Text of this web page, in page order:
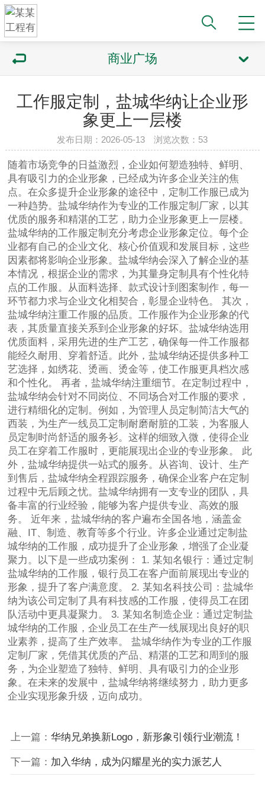
商业广场
工作服定制，盐城华纳让企业形
象更上一层楼
发布日期：2026-05-13 浏览次数：53
随着市场竞争的日益激烈，企业如何塑造独特、鲜明、
具有吸引力的企业形象，已经成为许多企业关注的焦
点。在众多提升企业形象的途径中，定制工作服已成为
一种趋势。盐城华纳作为专业的工作服定制厂家，以其
优质的服务和精湛的工艺，助力企业形象更上一层楼。
盐城华纳的工作服定制充分考虑企业形象定位。每个企
业都有自己的企业文化、核心价值观和发展目标，这些
因素都将影响企业形象。盐城华纳会深入了解企业的基
本情况，根据企业的需求，为其量身定制具有个性化特
点的工作服。从面料选择、款式设计到图案制作，每一
环节都力求与企业文化相契合，彰显企业特色。 其次，
盐城华纳注重工作服的品质。工作服作为企业形象的代
表，其质量直接关系到企业形象的好坏。盐城华纳选用
优质面料，采用先进的生产工艺，确保每一件工作服都
能经久耐用、穿着舒适。此外，盐城华纳还提供多种工
艺选择，如绣花、烫画、烫金等，使工作服更具档次感
和个性化。 再者，盐城华纳注重细节。在定制过程中，
盐城华纳会针对不同岗位、不同场合对工作服的要求，
进行精细化的定制。例如，为管理人员定制简洁大气的
西装，为生产一线员工定制耐磨耐脏的工装，为客服人
员定制时尚舒适的服务衫。这样的细致入微，使得企业
员工在穿着工作服时，更能展现出企业的专业形象。 此
外，盐城华纳提供一站式的服务。从咨询、设计、生产
到售后，盐城华纳全程跟踪服务，确保企业客户在定制
过程中无后顾之忧。盐城华纳拥有一支专业的团队，具
备丰富的行业经验，能够为客户提供专业、高效的服
务。 近年来，盐城华纳的客户遍布全国各地，涵盖金
融、IT、制造、教育等多个行业。许多企业通过定制盐
城华纳的工作服，成功提升了企业形象，增强了企业凝
聚力。以下是一些成功案例： 1. 某知名银行：通过定制
盐城华纳的工作服，银行员工在客户面前展现出专业的
形象，提升了客户满意度。 2. 某知名科技公司：盐城华
纳为该公司定制了具有科技感的工作服，使得员工在团
队活动中更具凝聚力。 3. 某知名制造企业：通过定制盐
城华纳的工作服，企业员工在生产一线展现出良好的职
业素养，提高了生产效率。 盐城华纳作为专业的工作服
定制厂家，凭借其优质的产品、精湛的工艺和周到的服
务，为企业塑造了独特、鲜明、具有吸引力的企业形
象。在未来的发展中，盐城华纳将继续努力，助力更多
企业实现形象升级，迈向成功。
上一篇： 华纳兄弟换新Logo，新形象引领行业潮流！
下一篇： 加入华纳，成为闪耀星光的实力派艺人